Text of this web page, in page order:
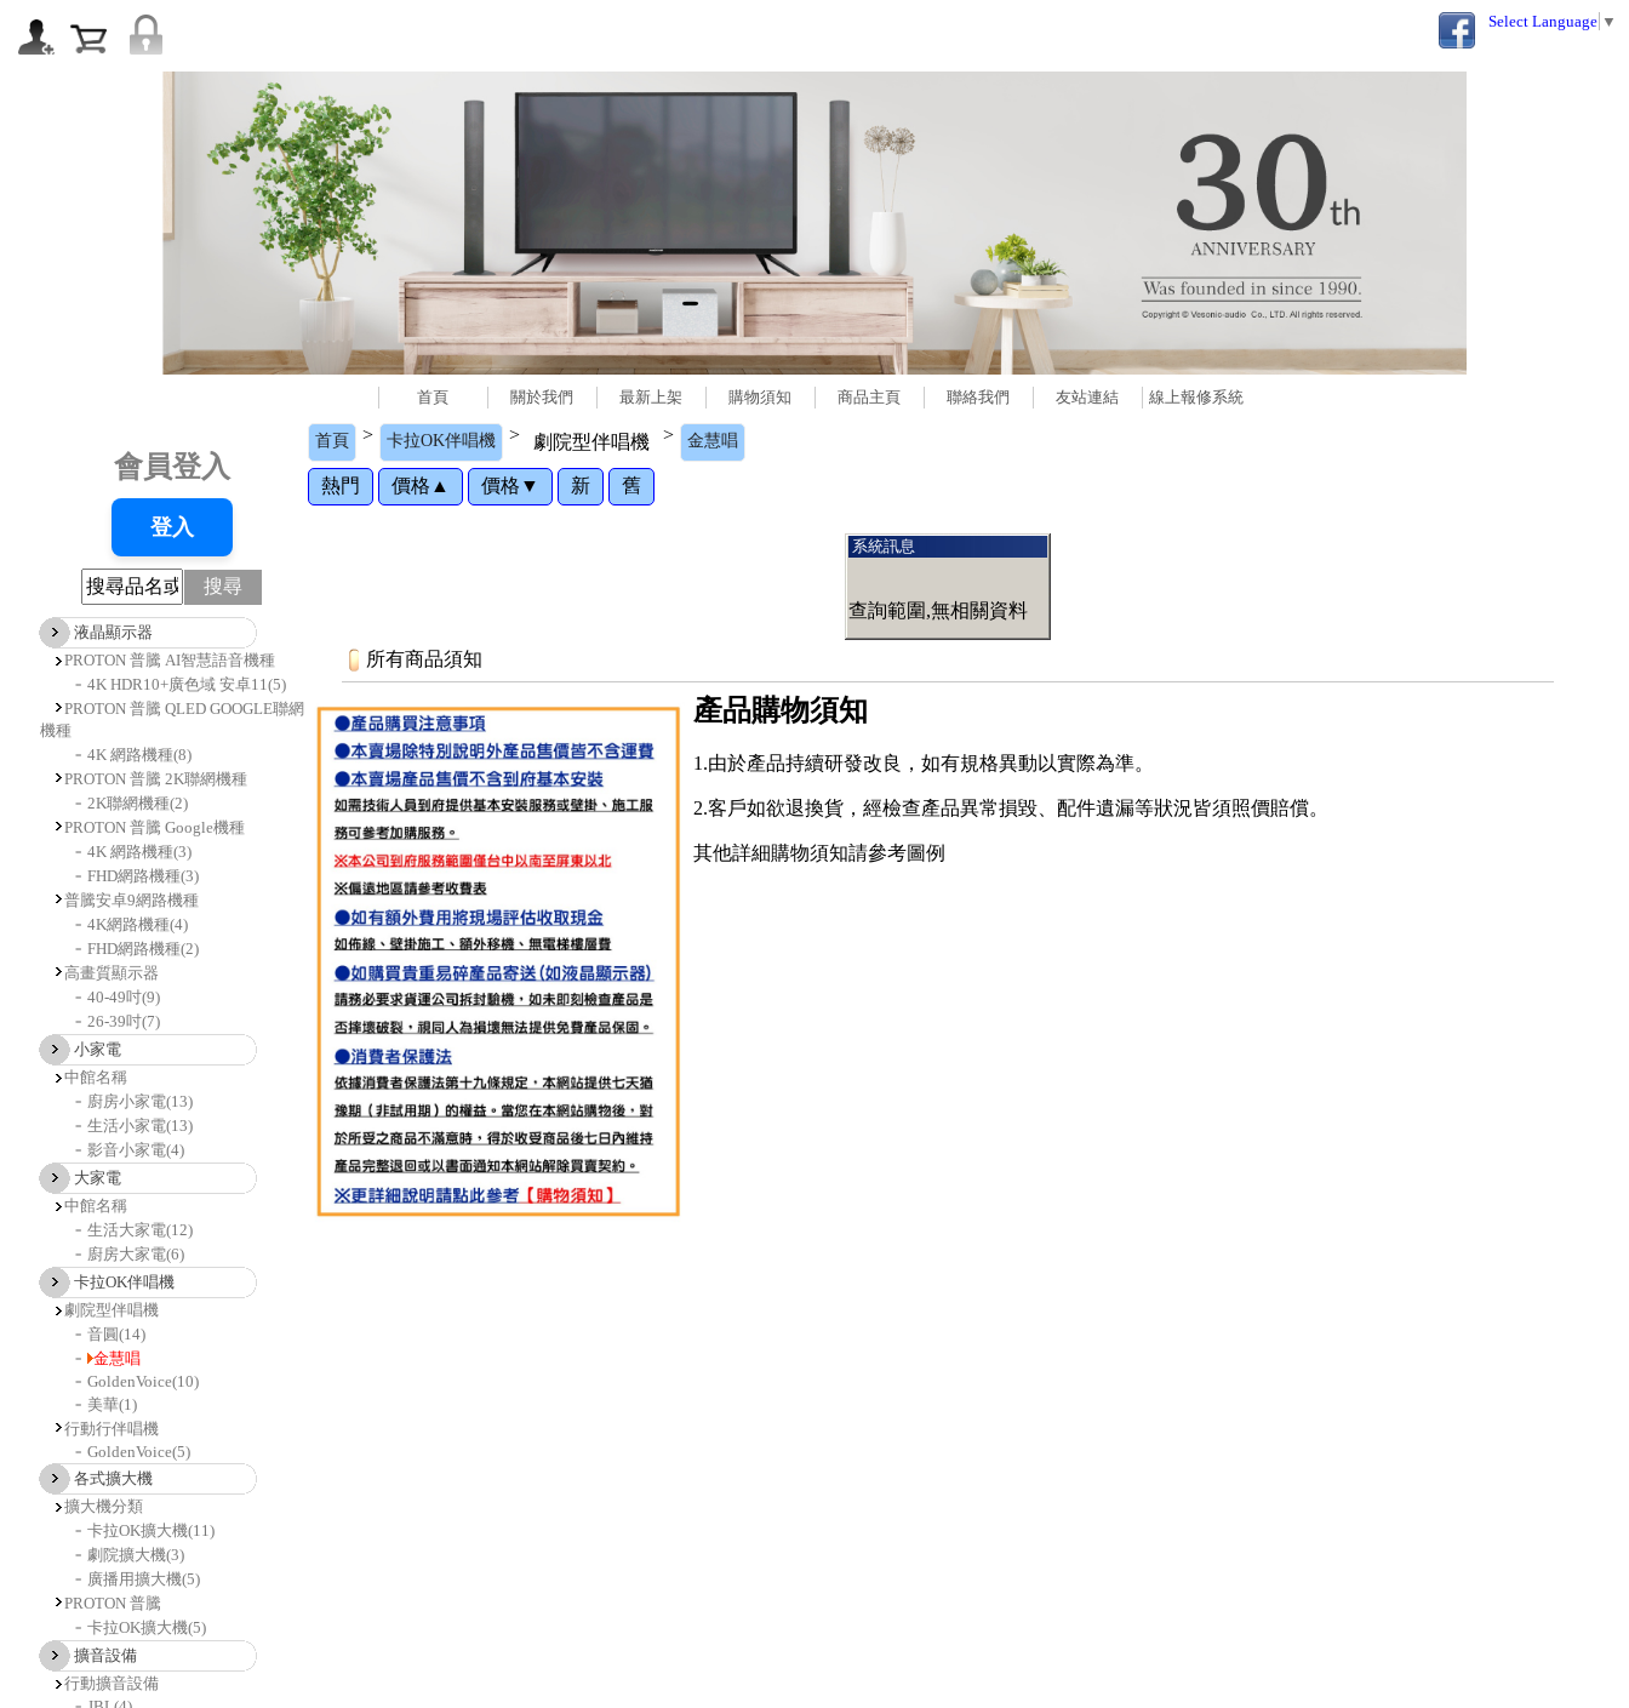
Select Language ▼
首頁 關於我們 最新上架 購物須知 商品主頁 聯絡我們 友站連結 線上報修系統
會員登入
搜尋
液晶顯示器
PROTON 普騰 AI智慧語音機種
4K HDR10+廣色域 安卓11(5)
PROTON 普騰 QLED GOOGLE聯網
機種
4K 網路機種(8)
PROTON 普騰 2K聯網機種
2K聯網機種(2)
PROTON 普騰 Google機種
4K 網路機種(3)
FHD網路機種(3)
普騰安卓9網路機種
4K網路機種(4)
FHD網路機種(2)
高畫質顯示器
40-49吋(9)
26-39吋(7)
小家電
中館名稱
廚房小家電(13)
生活小家電(13)
影音小家電(4)
大家電
中館名稱
生活大家電(12)
廚房大家電(6)
卡拉OK伴唱機
劇院型伴唱機
音圓(14)
金慧唱
GoldenVoice(10)
美華(1)
行動行伴唱機
GoldenVoice(5)
各式擴大機
擴大機分類
卡拉OK擴大機(11)
劇院擴大機(3)
廣播用擴大機(5)
PROTON 普騰
卡拉OK擴大機(5)
擴音設備
行動擴音設備
首頁 > 卡拉OK伴唱機 > 劇院型伴唱機 > 金慧唱
熱門 價格▲ 價格▼ 新 舊
系統訊息
查詢範圍,無相關資料
所有商品須知
產品購物須知
1.由於產品持續研發改良，如有規格異動以實際為準。
2.客戶如欲退換貨，經檢查產品異常損毀、配件遺漏等狀況皆須照價賠償。
其他詳細購物須知請參考圖例